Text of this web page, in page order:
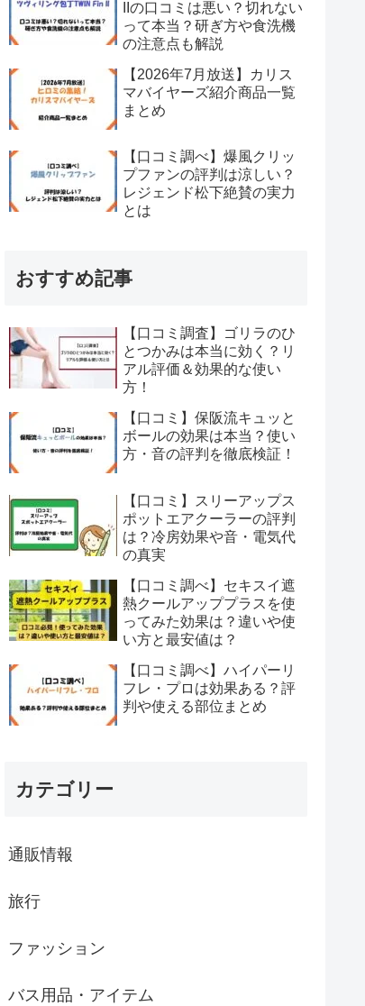
IIの口コミは悪い？切れない
って本当？研ぎ方や食洗機
の注意点も解説
【2026年7月放送】カリス
マバイヤーズ紹介商品一覧
まとめ
【口コミ調べ】爆風クリッ
プファンの評判は涼しい？
レジェンド松下絶賛の実力
とは
おすすめ記事
【口コミ調査】ゴリラのひ
とつかみは本当に効く？リ
アル評価＆効果的な使い
方！
【口コミ】保阪流キュッと
ボールの効果は本当？使い
方・音の評判を徹底検証！
【口コミ】スリーアップス
ポットエアクーラーの評判
は？冷房効果や音・電気代
の真実
【口コミ調べ】セキスイ遮
熱クールアッププラスを使
ってみた効果は？違いや使
い方と最安値は？
【口コミ調べ】ハイパーリ
フレ・プロは効果ある？評
判や使える部位まとめ
カテゴリー
通販情報
旅行
ファッション
バス用品・アイテム